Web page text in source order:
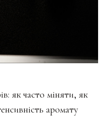
як часто міняти, як
аромату